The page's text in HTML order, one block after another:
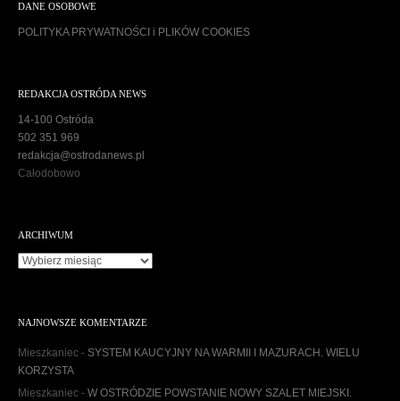
DANE OSOBOWE
POLITYKA PRYWATNOŚCI i PLIKÓW COOKIES
REDAKCJA OSTRÓDA NEWS
14-100 Ostróda
502 351 969
redakcja@ostrodanews.pl
Całodobowo
ARCHIWUM
A
w
u
NAJNOWSZE KOMENTARZE
Mieszkaniec - SYSTEM KAUCYJNY NA WARMII I MAZURACH. WIELU
KORZYSTA
Mieszkaniec - W OSTRÓDZIE POWSTANIE NOWY SZALET MIEJSKI.